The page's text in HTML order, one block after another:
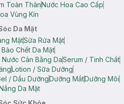
Toàn ThânNước Hoa Cao Cấp
Vùng Kín
Da Mặt
MặtSữa Rửa Mặt
Chết Da Mặt
Cân Bằng DaSerum / Tinh Chất
Lotion / Sữa Dưỡng
/ Dầu DưỡngDưỡng MắtDưỡng Môi
Da Mặt